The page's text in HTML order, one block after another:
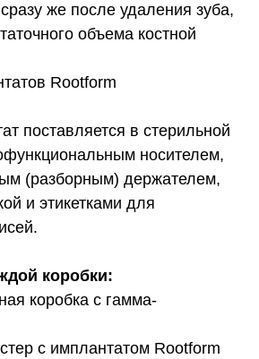
же после удаления зуба,
объема костной
Rootform
поставляется в стерильной
носителем,
(разборным) держателем,
и этикетками для
коробки:
коробка с гамма-
с имплантатом Rootform